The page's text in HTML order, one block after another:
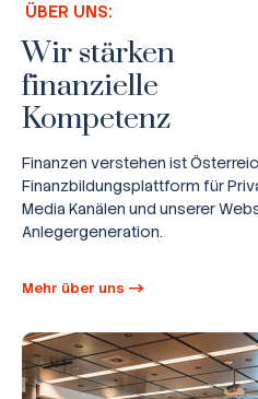
ÜBER UNS:
Wir stärken
finanzielle
Kompetenz
Finanzen verstehen ist
Finanzbildungsplattform für
Media Kanälen und unserer
Anlegergeneration.
Mehr über uns